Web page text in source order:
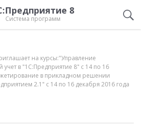
8
Система программ
на курсы:"Управление
в "1С:Предприятие 8" с 14 по 16
в прикладном решении
2.1" с 14 по 16 декабря 2016 года